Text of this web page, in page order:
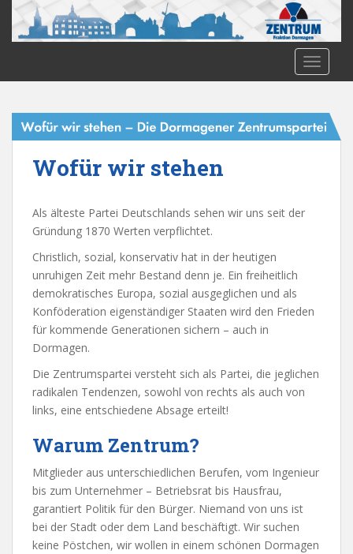
t
Wofür wir stehen
Als älteste Partei Deutschlands sehen wir uns seit der
Gründung 1870 Werten verpflichtet.
Christlich, sozial, konservativ hat in der heutigen
unruhigen Zeit mehr Bestand denn je. Ein freiheitlich
demokratisches Europa, sozial ausgeglichen und als
Konföderation eigenständiger Staaten wird den Frieden
für kommende Generationen sichern – auch in
Dormagen.
Die Zentrumspartei versteht sich als Partei, die jeglichen
radikalen Tendenzen, sowohl von rechts als auch von
links, eine entschiedene Absage erteilt!
Warum Zentrum?
Mitglieder aus unterschiedlichen Berufen, vom Ingenieur
bis zum Unternehmer – Betriebsrat bis Hausfrau,
garantiert Politik für den Bürger. Niemand von uns ist
bei der Stadt oder dem Land beschäftigt. Wir suchen
keine Pöstchen, wir wollen in einem schönen Dormagen